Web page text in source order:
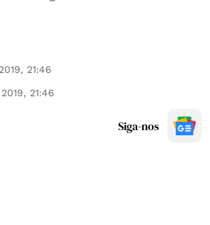
21:46
21:46
Siga-nos